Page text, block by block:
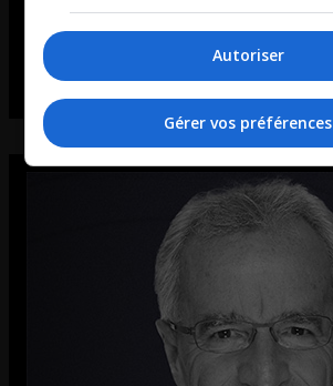
Autoriser
Gérer vos préférences